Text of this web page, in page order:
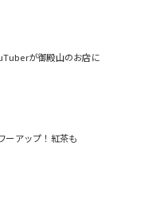
が御殿山のお店に
ーアップ！紅茶も